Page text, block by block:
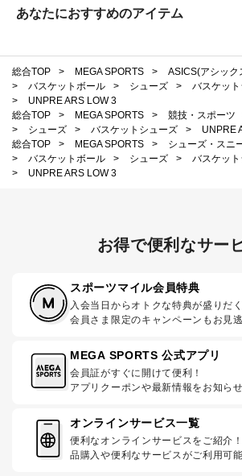
あなたにおすすめのアイテム
総合TOP > MEGA SPORTS >
ASICS(アシック
>
バスケットボール > シューズ >
バスケッ
>
UNPRE ARS LOW 3
総合TOP
> MEGA SPORTS > 競技・スポーツ
>
シューズ > バスケットシューズ >
UNPRE
総合TOP
> MEGA SPORTS >
シューズ・スニ
>
バスケットボール > シューズ >
バスケッ
>
UNPRE ARS LOW 3
お得で便利なサー
スポーツマイル会員特典
入会当日からオトクな特典が盛りだく
会員さま限定のキャンペーンもお見逃
MEGA SPORTS 公式アプリ
会員証がすぐに開けて便利！
アプリクーポンや最新情報をお知らせ
オンラインサービス一覧
便利なオンラインサービスをご紹介
品購入や便利なサービスがご利用可能